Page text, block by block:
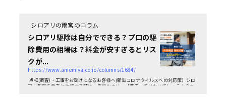
シロアリの雨宮のコラム
シロアリ駆除は自分でできる？プロの駆
除費用の相場は？料金が安すぎるとリス
クが...
https://www.amemiya.co.jp/columns/1684/
点検(調査)・工事をお受けになるお客様へ(新型コロナウィルスへの対応策）シロ
アリ駆除を業者に依頼する時に一番悩むのは、「費用」ではないでしょうか？ま